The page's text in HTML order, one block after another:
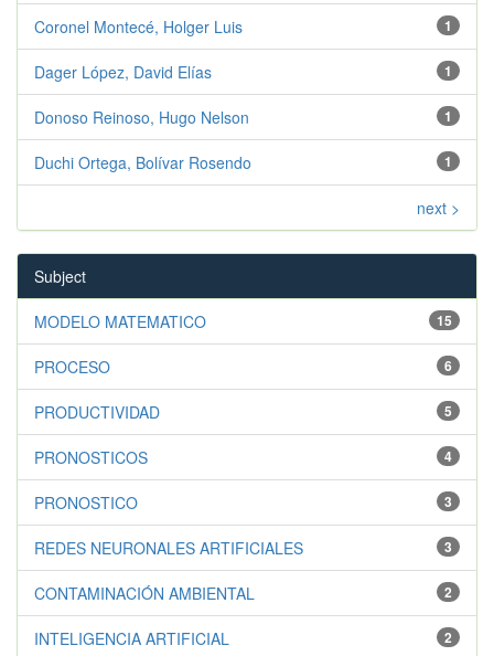
1
Coronel Montecé, Holger Luis
1
Dager López, David Elías
1
Donoso Reinoso, Hugo Nelson
1
Duchi Ortega, Bolívar Rosendo
next >
Subject
15
MODELO MATEMATICO
6
PROCESO
5
PRODUCTIVIDAD
4
PRONOSTICOS
3
PRONOSTICO
3
REDES NEURONALES ARTIFICIALES
2
CONTAMINACIÓN AMBIENTAL
2
INTELIGENCIA ARTIFICIAL